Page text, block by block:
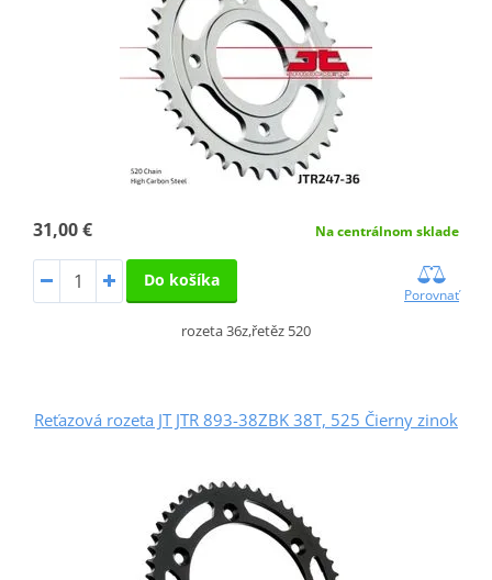
31,00 € Na centrálnom sklade
Do košíka
Porovnať
rozeta 36z,řetěz 520
Reťazová rozeta JT JTR 893-38ZBK 38T, 525 Čierny zinok